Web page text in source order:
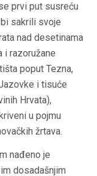
prvi put susreću
sakrili svoje
nad desetinama
razoružane
poput Tezna,
i tisuće
Hrvata),
u pojmu
žrtava.
nađeno je
dosadašnjim